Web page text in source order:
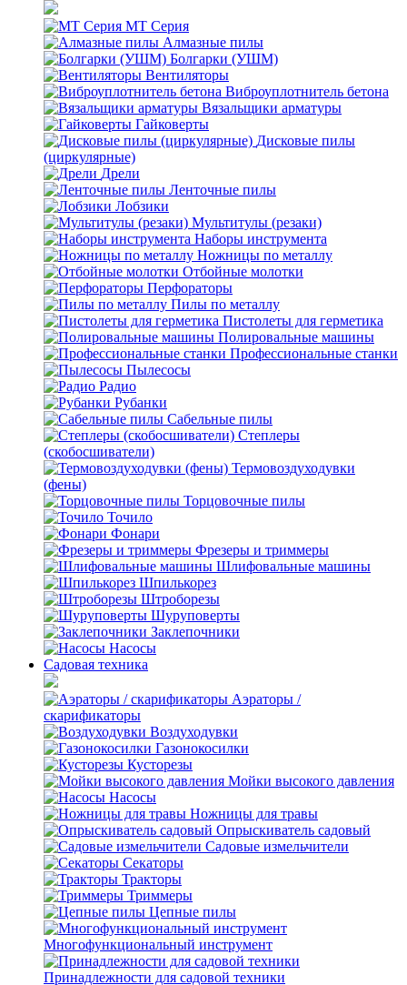
MT Серия
Алмазные пилы
Болгарки (УШМ)
Вентиляторы
Виброуплотнитель бетона
Вязальщики арматуры
Гайковерты
Дисковые пилы
(циркулярные)
Дрели
Ленточные пилы
Лобзики
Мультитулы (резаки)
Наборы инструмента
Ножницы по металлу
Отбойные молотки
Перфораторы
Пилы по металлу
Пистолеты для герметика
Полировальные машины
Профессиональные станки
Пылесосы
Радио
Рубанки
Сабельные пилы
Степлеры
(скобосшиватели)
Термовоздуходувки
(фены)
Торцовочные пилы
Точило
Фонари
Фрезеры и триммеры
Шлифовальные машины
Шпилькорез
Штроборезы
Шуруповерты
Заклепочники
Насосы
Садовая техника
Аэраторы /
скарификаторы
Воздуходувки
Газонокосилки
Кусторезы
Мойки высокого давления
Насосы
Ножницы для травы
Опрыскиватель садовый
Садовые измельчители
Секаторы
Тракторы
Триммеры
Цепные пилы
Многофункциональный инструмент
Принадлежности для садовой техники